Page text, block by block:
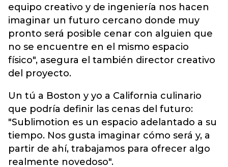
equipo creativo y de ingeniería nos hacen
imaginar un futuro cercano donde muy
pronto será posible cenar con alguien que
no se encuentre en el mismo espacio
físico", asegura el también director creativo
del proyecto.
Un tú a Boston y yo a California culinario
que podría definir las cenas del futuro:
"Sublimotion es un espacio adelantado a su
tiempo. Nos gusta imaginar cómo será y, a
partir de ahí, trabajamos para ofrecer algo
realmente novedoso".